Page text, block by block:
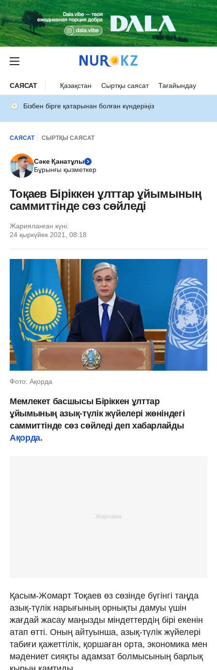
САЯСАТ Қазақстан Сыртқы саясат Тағайындау
Бізбен бірге қатарынан болған күндеріңіз
САЯСАТ СЫРТҚЫ САЯСАТ
Сәке Қанатұлы
Бұрынғы қызметкер
Тоқаев Біріккен ұлттар ұйымының
саммиттінде сөз сөйледі
Жарияланған күні:
24 қыркүйек 2021, 08:18
Фото: Ақорда
Мемлекет басшысы Біріккен ұлттар
ұйымының азық-түлік жүйелері жөніндегі
саммиттінде сөз сөйледі деп хабарлайды
Ақорда.
Қасым-Жомарт Тоқаев өз сөзінде бүгінгі таңда
азық-түлік нарығының орнықты дамуы үшін
жағдай жасау маңызды міндеттердің бірі екенін
атап өтті. Оның айтуынша, азық-түлік жүйелері
табиғи қажеттілік, қоршаған орта, экономика мен
мәдениет сияқты адамзат болмысының барлық